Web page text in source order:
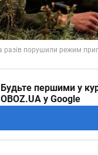
Будьте першими у
OBOZ.UA у Google